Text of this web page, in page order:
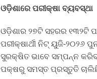
ଓଡ଼ିଶାରେ ପରୀକ୍ଷା ବ୍ୟବସ୍ଥା
ଓଡ଼ିଶାର ୨୭ଟି ସହରର ୧୩୨ଟି
ପରୀକ୍ଷାର୍ଥୀ ନିଟ୍ ୟୁଜି-୨୦୨୬
ସୁରକ୍ଷିତ ଭାବେ ସମ୍ପନ୍ନ
ପକ୍ଷରୁ ସମସ୍ତ ପ୍ରସ୍ତୁତି